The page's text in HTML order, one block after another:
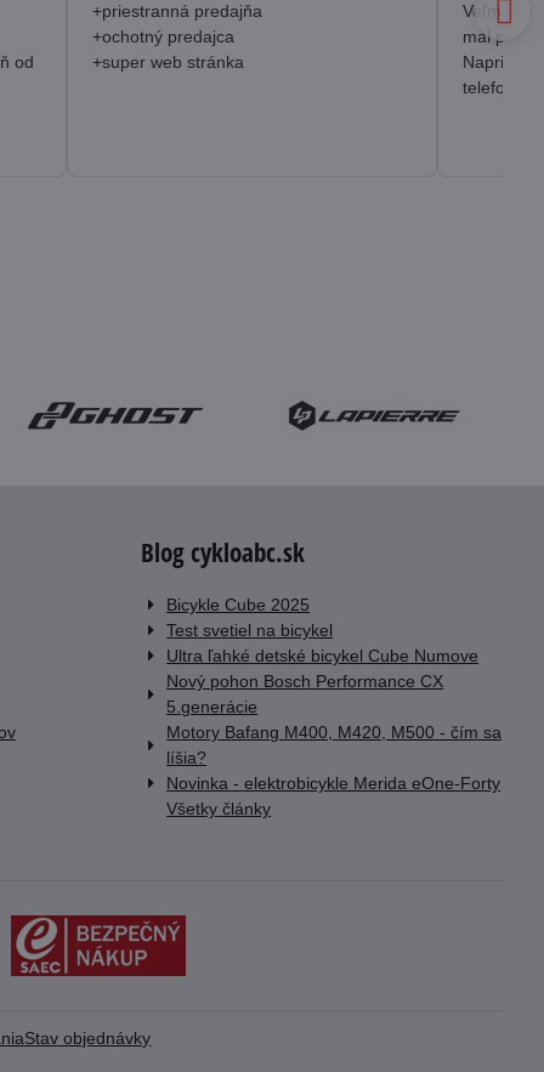
od
+priestranná predajňa
+ochotný predajca
+super web stránka
Veľmi
mal
Napriek
Blog cykloabc.sk
Bicykle Cube 2025
Test svetiel na bicykel
Ultra ľahké detské bicykel Cube Numove
Nový pohon Bosch Performance CX
5.generácie
Motory Bafang M400, M420, M500 - čím sa
líšia?
Novinka - elektrobicykle Merida eOne-Forty
Všetky články
Stav objednávky